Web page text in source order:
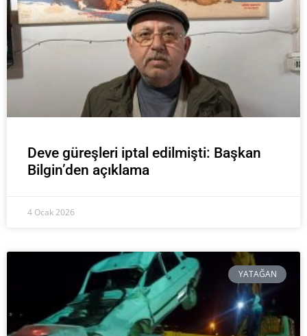
Deve güreşleri iptal edilmişti: Başkan
Bilgin’den açıklama
4 Ocak 2026
YATAĞAN